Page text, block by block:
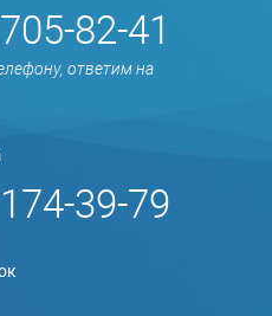
82-41
ответим на
39-79